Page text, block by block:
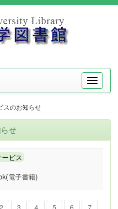
メ
ニ
スのお知らせ
せ
ービス
電子書籍)
2 3 4 5 6
7